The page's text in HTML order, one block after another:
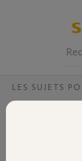
Volet
LES SUJETS
Fermeture
Le portail ne se
fonction (le témoin